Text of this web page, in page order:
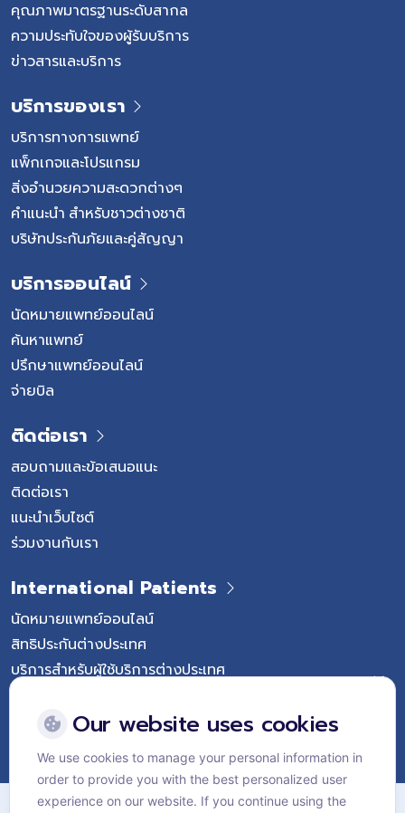
คุณภาพมาตรฐานระดับสากล
ความประทับใจของผู้รับบริการ
ข่าวสารและบริการ
บริการของเรา
บริการทางการแพทย์
แพ็กเกจและโปรแกรม
สิ่งอำนวยความสะดวกต่างๆ
คำแนะนำ สำหรับชาวต่างชาติ
บริษัทประกันภัยและคู่สัญญา
บริการออนไลน์
นัดหมายแพทย์ออนไลน์
ค้นหาแพทย์
ปรึกษาแพทย์ออนไลน์
จ่ายบิล
ติดต่อเรา
สอบถามและข้อเสนอแนะ
ติดต่อเรา
แนะนำเว็บไซต์
ร่วมงานกับเรา
International Patients
นัดหมายแพทย์ออนไลน์
สิทธิประกันต่างประเทศ
บริการสำหรับผู้ใช้บริการต่างประเทศ
Follow Vejthani International Hospital
แผนผังเว็บไซต์
Our website uses cookies
We use cookies to manage your personal information in
order to provide you with the best personalized user
experience on our website. If you continue using the